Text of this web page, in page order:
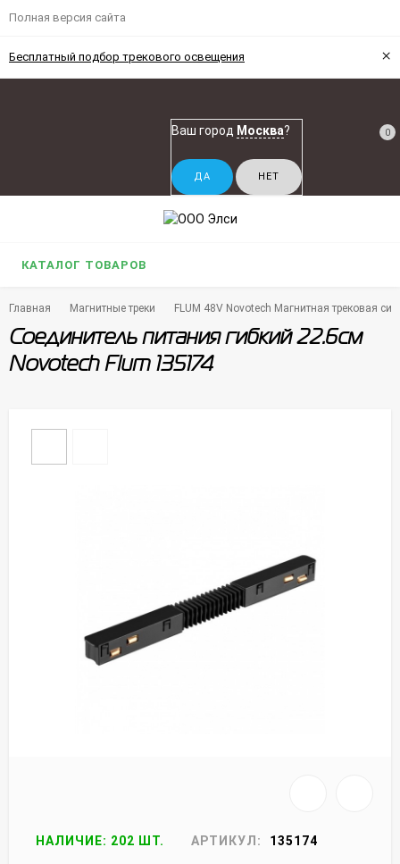
Полная версия сайта
Бесплатный подбор трекового освещения ×
Ваш город Москва? 0
КАТАЛОГ ТОВАРОВ
Главная Магнитные треки FLUM 48V Novotech Магнитная трековая
Соединитель питания гибкий 22.6см
Novotech Flum 135174
НАЛИЧИЕ: 202 ШТ. АРТИКУЛ: 135174